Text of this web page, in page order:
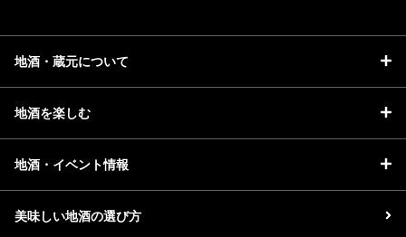
地酒・蔵元について
地酒を楽しむ
地酒・イベント情報
美味しい地酒の選び方